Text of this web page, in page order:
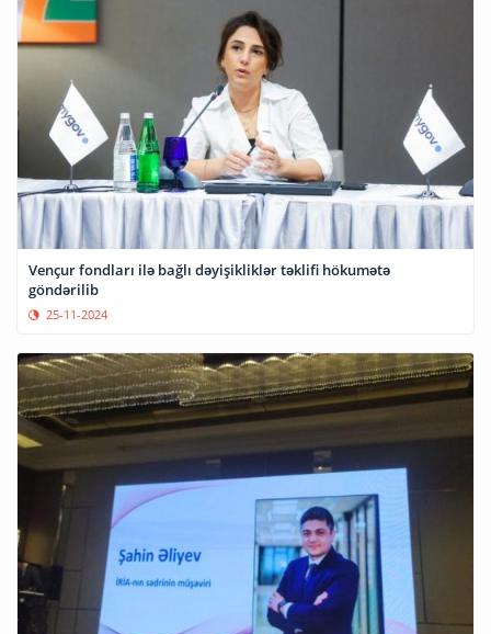
Vençur fondları ilə bağlı dəyişikliklər təklifi hökumətə
göndərilib
25-11-2024